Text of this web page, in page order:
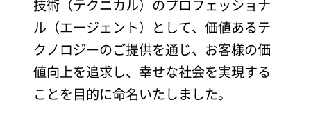
技術（テクニカル）のプロフェッショナ
ル（エージェント）として、価値あるテ
クノロジーのご提供を通じ、お客様の価
値向上を追求し、幸せな社会を実現する
ことを目的に命名いたしました。